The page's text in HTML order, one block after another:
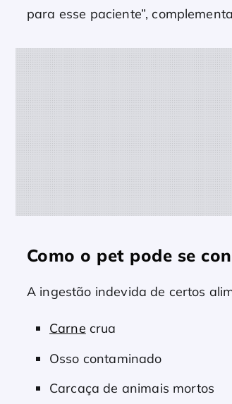
para esse paciente”,
Como o pet pode se
A ingestão indevida de certos
Carne crua
Osso contaminado
Carcaça de animais mortos